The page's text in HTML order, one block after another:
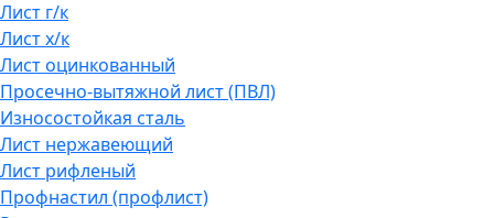
Лист г/к
Лист х/к
Лист оцинкованный
Просечно-вытяжной лист (ПВЛ)
Износостойкая сталь
Лист нержавеющий
Лист рифленый
Профнастил (профлист)